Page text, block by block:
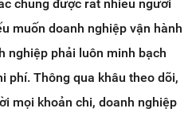
chung được rất nhiều người
muốn doanh nghiệp vận hành
nghiệp phải luôn minh bạch
phí. Thông qua khâu theo dõi,
mọi khoản chi, doanh nghiệp